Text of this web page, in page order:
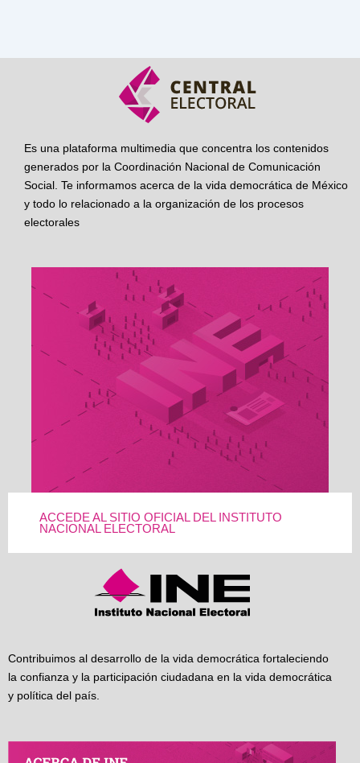
Es una plataforma multimedia que concentra los contenidos
generados por la Coordinación Nacional de Comunicación
Social. Te informamos acerca de la vida democrática de México
y todo lo relacionado a la organización de los procesos
electorales
ACCEDE AL SITIO OFICIAL DEL INSTITUTO
NACIONAL ELECTORAL
Contribuimos al desarrollo de la vida democrática fortaleciendo
la confianza y la participación ciudadana en la vida democrática
y política del país.